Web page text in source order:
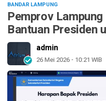
BANDAR LAMPUNG
Pemprov
Bantuan Presiden
admin
26 Mei 2026 - 10:21 WIB